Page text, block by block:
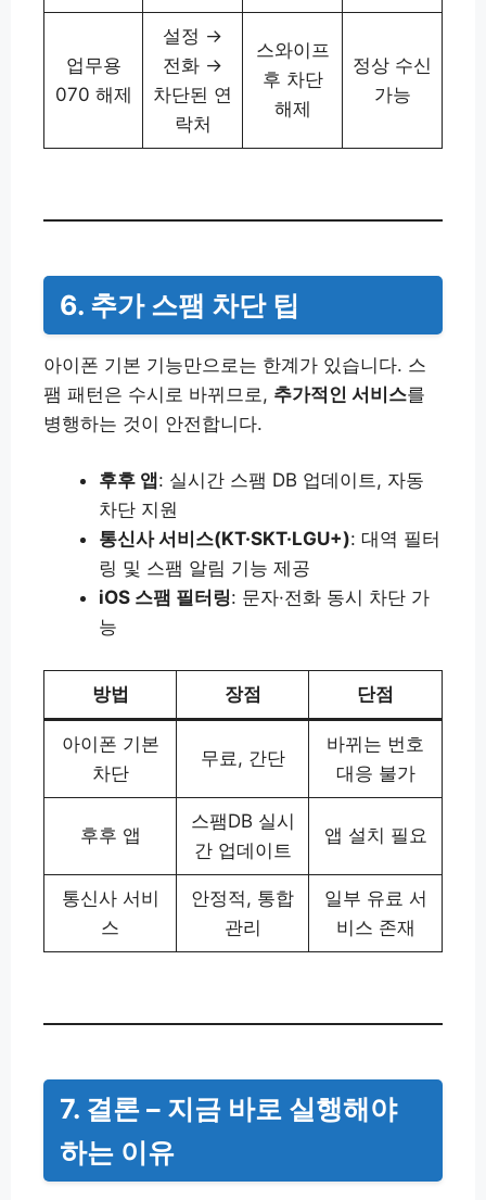
업무용
070 해제
설정 →
전화 →
차단된 연
락처
스와이프
후 차단
해제
정상 수신
가능
6. 추가 스팸 차단 팁
아이폰 기본 기능만으로는 한계가 있습니다. 스
팸 패턴은 수시로 바뀌므로, 추가적인 서비스를
병행하는 것이 안전합니다.
후후 앱 : 실시간 스팸 DB 업데이트, 자동
차단 지원
통신사 서비스(KT·SKT·LGU+): 대역 필터
링 및 스팸 알림 기능 제공
iOS 스팸 필터링: 문자·전화 동시 차단 가
능
방법 장점 단점
아이폰 기본
차단
무료, 간단
바뀌는 번호
대응 불가
후후 앱
스팸DB 실시
간 업데이트
앱 설치 필요
통신사 서비
스
안정적, 통합
관리
일부 유료 서
비스 존재
7. 결론 – 지금 바로 실행해야
하는 이유